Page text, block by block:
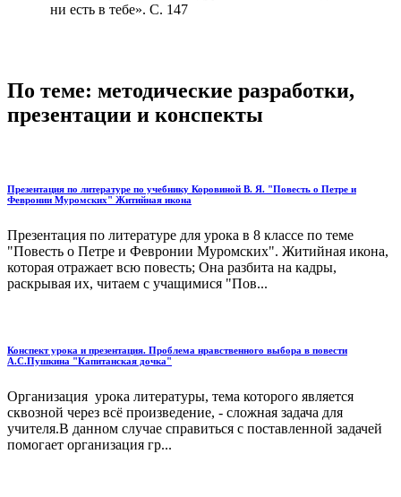
ни есть в тебе». С. 147
По теме: методические разработки,
презентации и конспекты
Презентация по литературе по учебнику Коровиной В. Я. "Повесть о Петре и
Февронии Муромских" Житийная икона
Презентация по литературе для урока в 8 классе по теме
"Повесть о Петре и Февронии Муромских". Житийная икона,
которая отражает всю повесть; Она разбита на кадры,
раскрывая их, читаем с учащимися "Пов...
Конспект урока и презентация. Проблема нравственного выбора в повести
А.С.Пушкина "Капитанская дочка"
Организация урока литературы, тема которого является
сквозной через всё произведение, - сложная задача для
учителя.В данном случае справиться с поставленной задачей
помогает организация гр...